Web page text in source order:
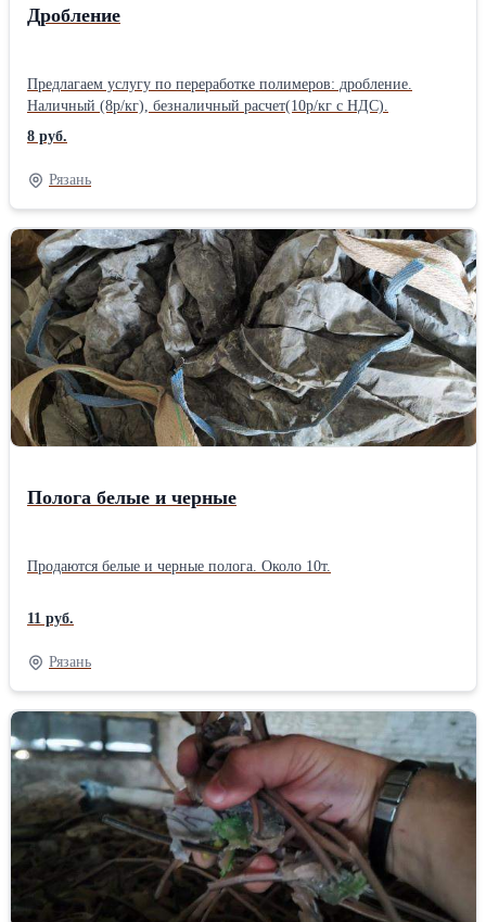
Дробление
Предлагаем услугу по переработке полимеров: дробление.
Наличный (8р/кг), безналичный расчет(10р/кг с НДС).
8 руб.
Рязань
Полога белые и черные
Продаются белые и черные полога. Около 10т.
11 руб.
Рязань